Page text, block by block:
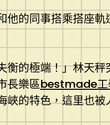
的同事搭乘搭座
的極端！」林天
長樂區bestmade工
的特色，這里也被